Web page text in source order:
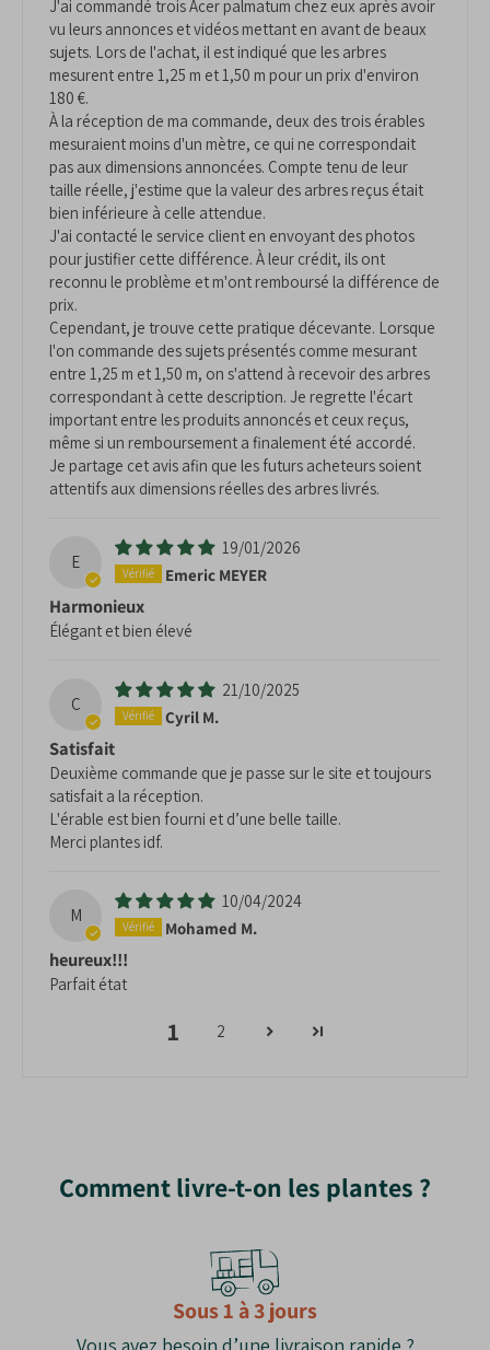
J'ai commandé trois Acer palmatum chez eux après avoir
vu leurs annonces et vidéos mettant en avant de beaux
sujets. Lors de l'achat, il est indiqué que les arbres
mesurent entre 1,25 m et 1,50 m pour un prix d'environ
180 €.
À la réception de ma commande, deux des trois érables
mesuraient moins d'un mètre, ce qui ne correspondait
pas aux dimensions annoncées. Compte tenu de leur
taille réelle, j'estime que la valeur des arbres reçus était
bien inférieure à celle attendue.
J'ai contacté le service client en envoyant des photos
pour justifier cette différence. À leur crédit, ils ont
reconnu le problème et m'ont remboursé la différence de
prix.
Cependant, je trouve cette pratique décevante. Lorsque
l'on commande des sujets présentés comme mesurant
entre 1,25 m et 1,50 m, on s'attend à recevoir des arbres
correspondant à cette description. Je regrette l'écart
important entre les produits annoncés et ceux reçus,
même si un remboursement a finalement été accordé.
Je partage cet avis afin que les futurs acheteurs soient
attentifs aux dimensions réelles des arbres livrés.
E
19/01/2026
Emeric MEYER
Harmonieux
Élégant et bien élevé
C
21/10/2025
Cyril M.
Satisfait
Deuxième commande que je passe sur le site et toujours
satisfait a la réception.
L'érable est bien fourni et d’une belle taille.
Merci plantes idf.
M
10/04/2024
Mohamed M.
heureux!!!
Parfait état
1 2
Comment livre-t-on les plantes ?
Sous 1 à 3 jours
Vous avez besoin d’une livraison rapide ?